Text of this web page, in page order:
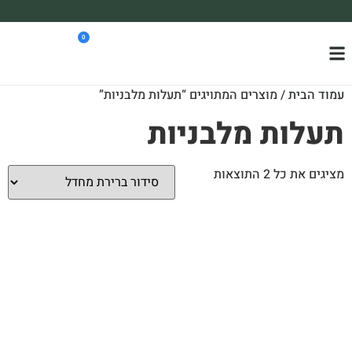
0
עמוד הבית/ מוצרים המתויגים “תעלות מלבניות”
תעלות מלבניות
מציגים את כל ⁦2⁩ התוצאות